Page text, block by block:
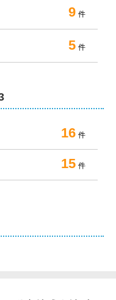
なくご相談くださ
い！
フォーム、解体もお
9 件
5 件
16 件
15 件